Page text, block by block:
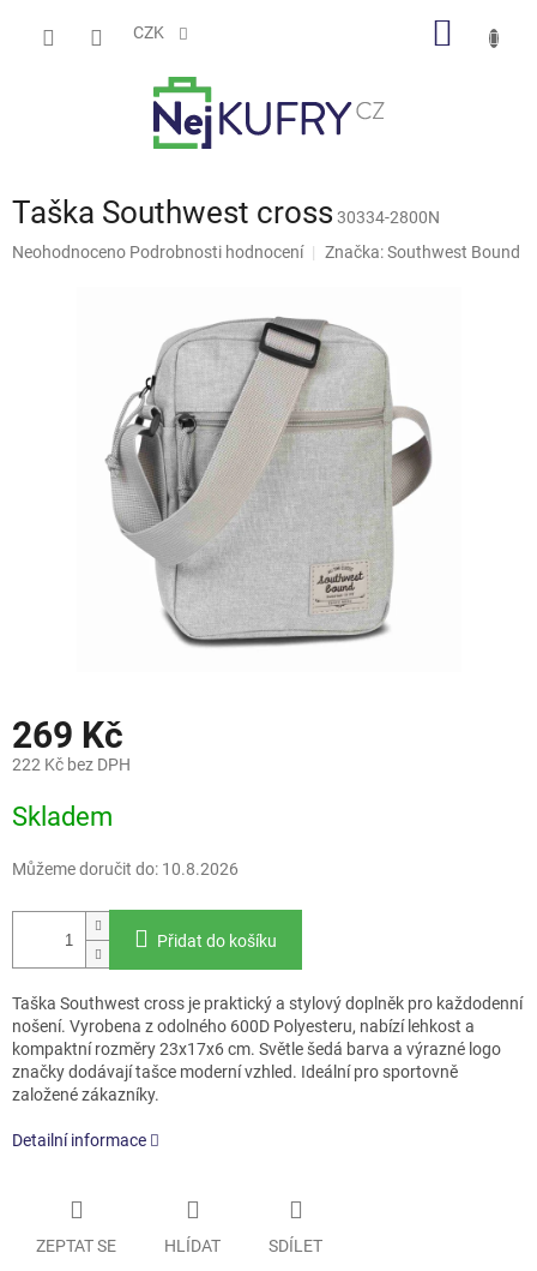
CZK
Taška Southwest cross 30334-2800N
Průměrné
Neohodnoceno Podrobnosti hodnocení Značka:Southwest Bound
269 Kč
222 Kč bez DPH
cena:
Skladem
Můžeme doručit do: 10.8.2026
Přidat do košíku
Taška Southwest cross je praktický a stylový doplněk pro každodenní
nošení. Vyrobena z odolného 600D Polyesteru, nabízí lehkost a
kompaktní rozměry 23x17x6 cm. Světle šedá barva a výrazné logo
značky dodávají tašce moderní vzhled. Ideální pro sportovně
založené zákazníky.
Detailní informace
ZEPTAT SE HLÍDAT SDÍLET